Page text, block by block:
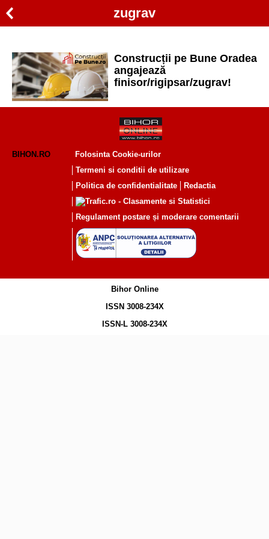
zugrav
Construcții pe Bune Oradea
angajează
finisor/rigipsar/zugrav!
BIHON.RO
Folosinta Cookie-urilor
Termeni si conditii de utilizare
Politica de confidentialitate
Redactia
Regulament postare și moderare comentarii
Bihor Online
ISSN 3008-234X
ISSN-L 3008-234X